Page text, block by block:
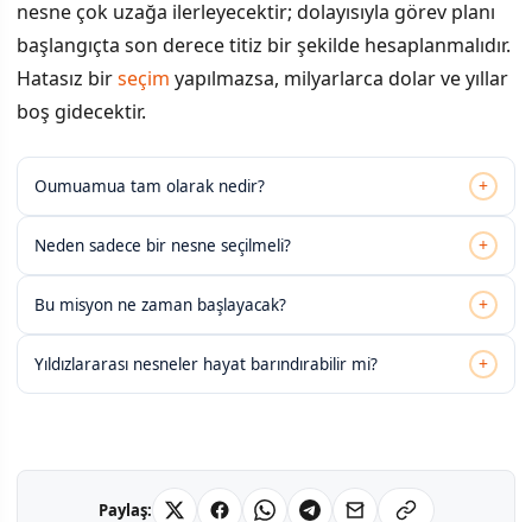
nesne çok uzağa ilerleyecektir; dolayısıyla görev planı
başlangıçta son derece titiz bir şekilde hesaplanmalıdır.
Hatasız birseçim yapılmazsa, milyarlarca dolar ve yıllar
boş gidecektir.
Oumuamua tam olarak nedir? +
Neden sadece bir nesne seçilmeli? +
Bu misyon ne zaman başlayacak? +
Yıldızlararası nesneler hayat barındırabilir mi? +
Paylaş: